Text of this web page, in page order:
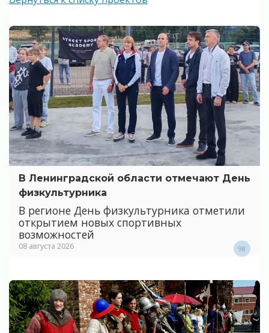
В Ленинградской области отмечают День
физкультурника
В регионе День физкультурника отметили
открытием новых спортивных
возможностей
08 августа 2026 98